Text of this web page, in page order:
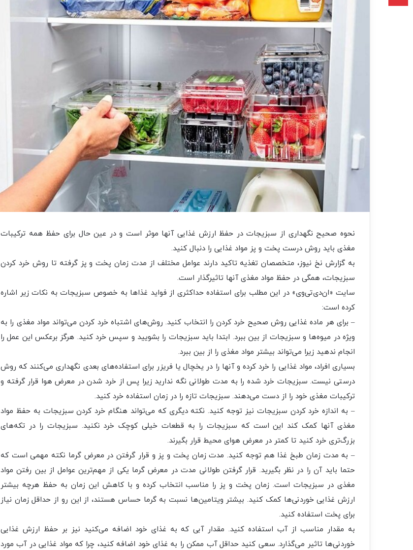
نحوه صحیح نگهداری از سبزیجات در حفظ ارزش غذایی آنها موثر است و در عین حال برای حفظ همه ترکیبات
مغذی باید روش درست پخت و پز مواد غذایی را دنبال کنید.
به گزارش نخ نیوز، متخصصان تغذیه تاکید دارند عوامل مختلف از مدت زمان پخت و پز گرفته تا روش خرد کردن
سبزیجات،‌ همگی در حفظ مواد مغذی آنها تاثیرگذار است.
سایت «ان‌دی‌تی‌وی» در این مطلب برای استفاده حداکثری از فواید غذاها به خصوص سبزیجات به نکات زیر اشاره
کرده است:
– برای هر ماده غذایی روش صحیح خرد کردن را انتخاب کنید. روش‌های اشتباه خرد کردن می‌تواند مواد مغذی را به
ویژه در میوه‌ها و سبزیجات از بین ببرد. ابتدا باید سبزیجات را بشویید و سپس خرد کنید. هرگز برعکس این عمل را
انجام ندهید زیرا می‌تواند بیشتر مواد مغذی را از بین ببرد.
بسیاری افراد، مواد غذایی را خرد کرده و آنها را در یخچال یا فریزر برای استفاده‌های بعدی نگهداری می‌کنند که روش
درستی نیست. سبزیجات خرد شده را به مدت طولانی نگه ندارید زیرا پس از خرد شدن در معرض هوا قرار گرفته و
ترکیبات مغذی خود را از دست می‌دهند. سبزیجات تازه را در زمان استفاده خرد کنید.
– به اندازه خرد کردن سبزیجات نیز توجه کنید. نکته دیگری که می‌تواند هنگام خرد کردن سبزیجات به حفظ مواد
مغذی آنها کمک کند این است که سبزیجات را به قطعات خیلی کوچک خرد نکنید. سبزیجات را در تکه‌های
بزرگ‌تری خرد کنید تا کمتر در معرض هوای محیط قرار بگیرند.
– به مدت زمان طبخ غذا هم توجه کنید. مدت زمان پخت و پز و قرار گرفتن در معرض گرما نکته مهمی است که
حتما باید آن‌ را در نظر بگیرید. قرار گرفتن طولانی مدت در معرض گرما یکی از مهم‌ترین عوامل از بین رفتن مواد
مغذی در سبزیجات است. زمان پخت و پز را مناسب انتخاب کرده و با کاهش این زمان به حفظ هرچه بیشتر
ارزش غذایی خوردنی‌ها کمک کنید. بیشتر ویتامین‌ها نسبت به گرما حساس هستند، از این رو از حداقل زمان نیاز
برای پخت استفاده کنید.
به مقدار مناسب از آب استفاده کنید. مقدار آبی که به غذای خود اضافه می‌کنید نیز بر حفظ ارزش غذایی
خوردنی‌ها تاثیر می‌گذارد. سعی کنید حداقل آب ممکن را به غذای خود اضافه کنید، چرا که مواد غذایی در آب مورد